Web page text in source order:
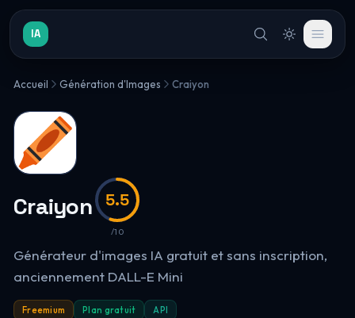
IA
Accueil Génération d'Images Craiyon
Craiyon 5.5
/10
Générateur d'images IA gratuit et sans inscription,
anciennement DALL-E Mini
Freemium Plan gratuit API